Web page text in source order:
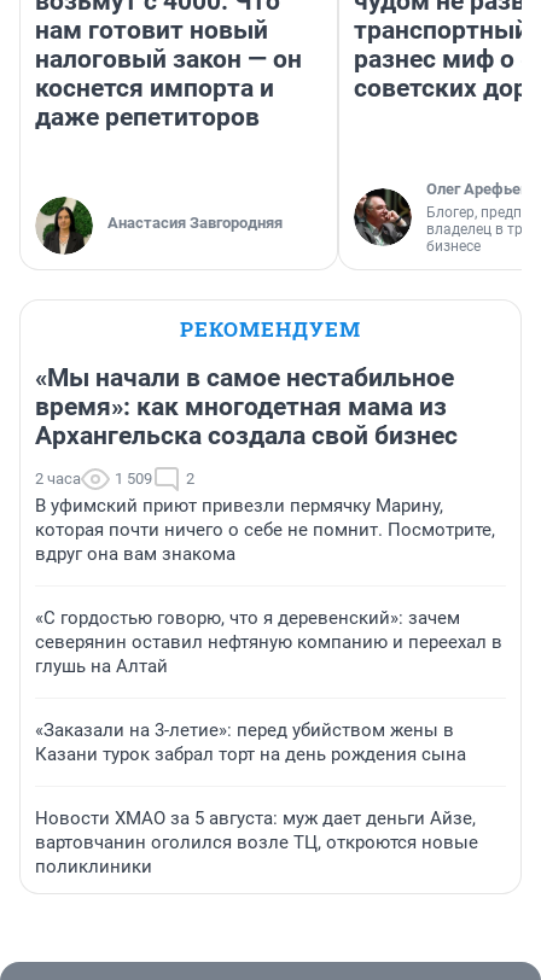
нам готовит новый
налоговый закон — он
коснется импорта и
даже репетиторов
Анастасия Завгородняя
транспортный
разнес миф о
советских
Олег Арефьев
Блогер,
владелец в
бизнесе
РЕКОМЕНДУЕМ
«Мы начали в самое нестабильное
время»: как многодетная мама из
Архангельска создала свой бизнес
2 часа 1 509 2
В уфимский приют привезли пермячку Марину,
которая почти ничего о себе не помнит. Посмотрите,
вдруг она вам знакома
«С гордостью говорю, что я деревенский»: зачем
северянин оставил нефтяную компанию и переехал в
глушь на Алтай
«Заказали на 3-летие»: перед убийством жены в
Казани турок забрал торт на день рождения сына
Новости ХМАО за 5 августа: муж дает деньги Айзе,
вартовчанин оголился возле ТЦ, откроются новые
поликлиники